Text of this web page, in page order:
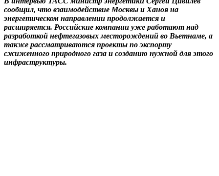
сообщил, что взаимодействие Москвы и Ханоя на
энергетическом направлении продолжается и
расширяется. Российские компании уже работают над
разработкой нефтегазовых месторождений во Вьетнаме, а
также рассматриваются проекты по экспорту
сжиженного природного газа и созданию нужной для этого
инфраструктуры.